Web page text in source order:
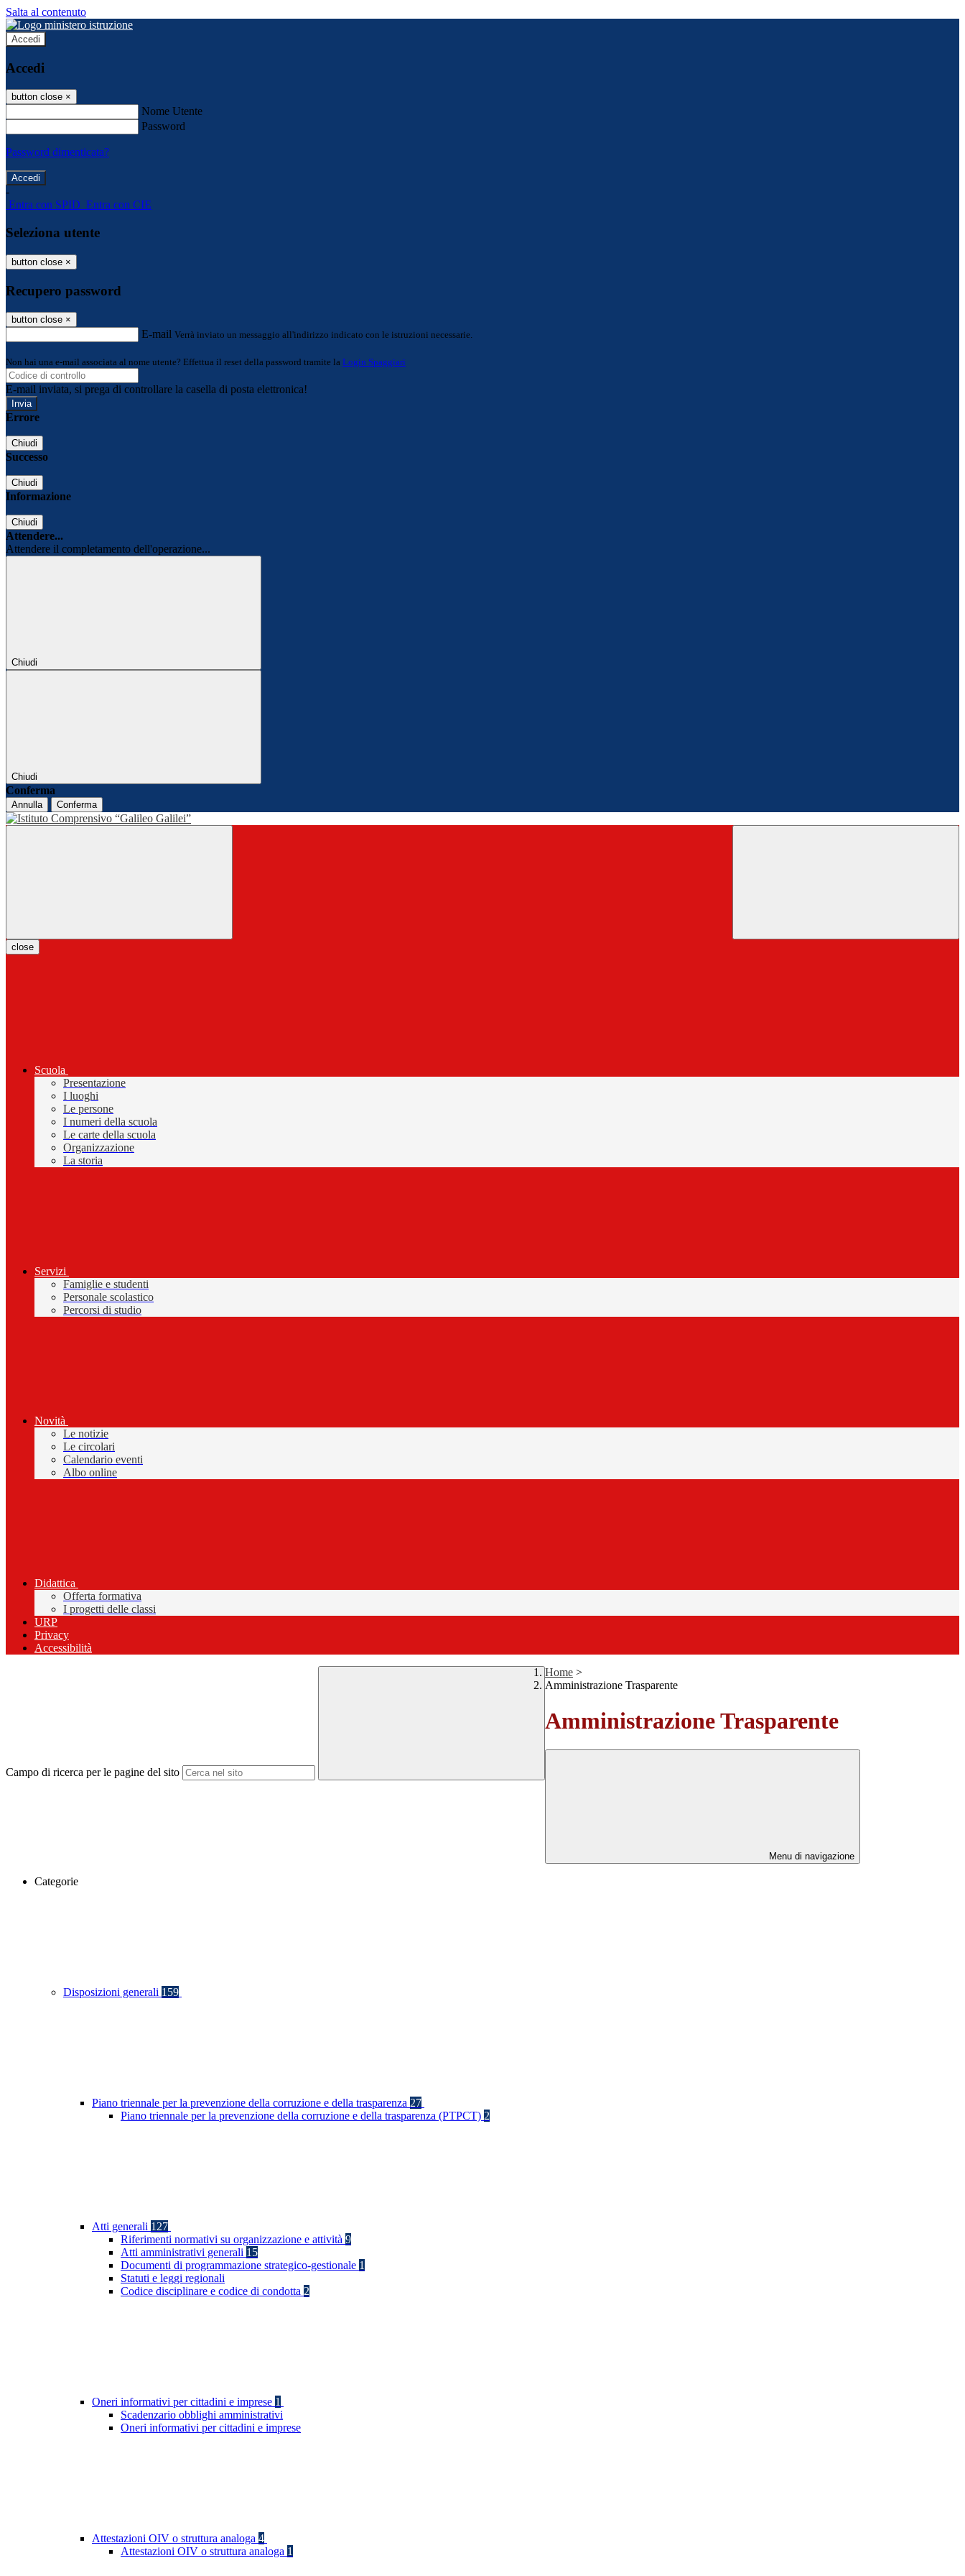
Salta al contenuto
Accedi
Accedi
button close ×
Nome Utente
Password
Password dimenticata?
-
Entra con SPID Entra con CIE
Seleziona utente
button close ×
Recupero password
button close ×
E-mail Verrà inviato un messaggio all'indirizzo indicato con le istruzioni necessarie.
Non hai una e-mail associata al nome utente? Effettua il reset della password tramite la Login Spaggiari
E-mail inviata, si prega di controllare la casella di posta elettronica!
Errore
Chiudi
Successo
Chiudi
Informazione
Chiudi
Attendere...
Attendere il completamento dell'operazione...
Chiudi
Chiudi
Conferma
Annulla Conferma
close
Scuola
Presentazione
I luoghi
Le persone
I numeri della scuola
Le carte della scuola
Organizzazione
La storia
Servizi
Famiglie e studenti
Personale scolastico
Percorsi di studio
Novità
Le notizie
Le circolari
Calendario eventi
Albo online
Didattica
Offerta formativa
I progetti delle classi
URP
Privacy
Accessibilità
Campo di ricerca per le pagine del sito
Home >
Amministrazione Trasparente
Amministrazione Trasparente
Menu di navigazione
Categorie
Disposizioni generali 159
Piano triennale per la prevenzione della corruzione e della trasparenza 27
Piano triennale per la prevenzione della corruzione e della trasparenza (PTPCT) 2
Atti generali 127
Riferimenti normativi su organizzazione e attività 9
Atti amministrativi generali 15
Documenti di programmazione strategico-gestionale 1
Statuti e leggi regionali
Codice disciplinare e codice di condotta 2
Oneri informativi per cittadini e imprese 1
Scadenzario obblighi amministrativi
Oneri informativi per cittadini e imprese
Attestazioni OIV o struttura analoga 4
Attestazioni OIV o struttura analoga 1